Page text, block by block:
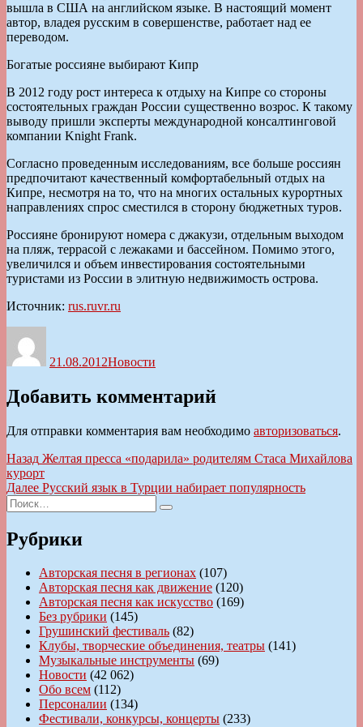
вышла в США на английском языке. В настоящий момент
автор, владея русским в совершенстве, работает над ее
переводом.
Богатые россияне выбирают Кипр
В 2012 году рост интереса к отдыху на Кипре со стороны
состоятельных граждан России существенно возрос. К такому
выводу пришли эксперты международной консалтинговой
компании Knight Frank.
Согласно проведенным исследованиям, все больше россиян
предпочитают качественный комфортабельный отдых на
Кипре, несмотря на то, что на многих остальных курортных
направлениях спрос сместился в сторону бюджетных туров.
Россияне бронируют номера с джакузи, отдельным выходом
на пляж, террасой с лежаками и бассейном. Помимо этого,
увеличился и объем инвестирования состоятельными
туристами из России в элитную недвижимость острова.
Источник: rus.ruvr.ru
21.08.2012Новости
Добавить комментарий
Для отправки комментария вам необходимо авторизоваться.
Навигация
по
записям
Назад Предыдущая
запись:
Желтая пресса «подарила» родителям Стаса Михайлова
курорт
Далее Следующая
Русский язык в Турции набирает популярность
Искать:
Поиск
Рубрики
Авторская песня в регионах (107)
Авторская песня как движение (120)
Авторская песня как искусство (169)
Без рубрики (145)
Грушинский фестиваль (82)
Клубы, творческие объединения, театры (141)
Музыкальные инструменты (69)
Новости (42 062)
Обо всем (112)
Персоналии (134)
Фестивали, конкурсы, концерты (233)